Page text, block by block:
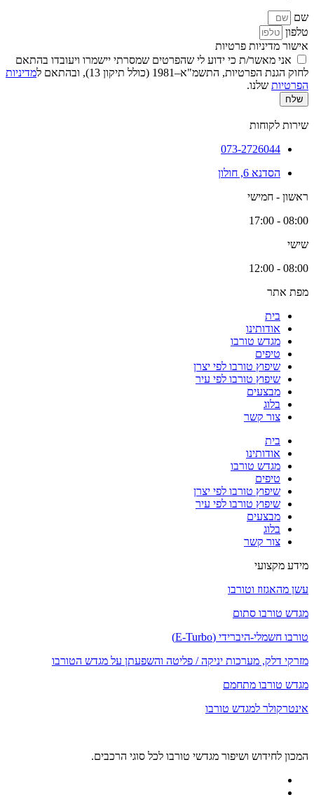
שם
טלפון
אישור מדיניות פרטיות
אני מאשר/ת כי ידוע לי שהפרטים שמסרתי יישמרו ויעובדו בהתאם
לחוק הגנת הפרטיות, התשמ"א–1981 (כולל תיקון 13), ובהתאם ל
מדיניות
הפרטיות שלנו.
שלח
שירות לקוחות
073-2726044
הסדנא 6, חולון
ראשון - חמישי
08:00 - 17:00
שישי
08:00 - 12:00
מפת אתר
בית
אודותינו
מגדש טורבו
טיפים
שיפוץ טורבו לפי יצרן
שיפוץ טורבו לפי עיר
מבצעים
בלוג
צור קשר
בית
אודותינו
מגדש טורבו
טיפים
שיפוץ טורבו לפי יצרן
שיפוץ טורבו לפי עיר
מבצעים
בלוג
צור קשר
מידע מקצועי
עשן מהאגזוז וטורבו
מגדש טורבו סתום
טורבו חשמלי-היברידי (E-Turbo)
מזרקי דלק, מערכות יניקה / פליטה והשפעתן על מגדש הטורבו
מגדש טורבו מתחמם
אינטרקולר למגדש טורבו
המכון לחידוש ושיפור מגדשי טורבו לכל סוגי הרכבים.